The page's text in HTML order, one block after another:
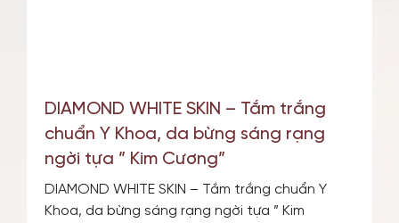
DIAMOND WHITE SKIN – Tắm trắng
chuẩn Y Khoa, da bừng sáng rạng
ngời tựa ” Kim Cương”
DIAMOND WHITE SKIN – Tắm trắng chuẩn Y
Khoa, da bừng sáng rạng ngời tựa ” Kim